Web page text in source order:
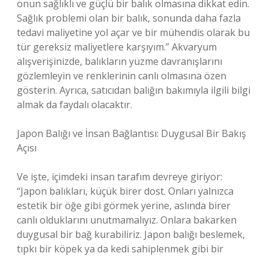
onun sağlıklı ve güçlü bir balık olmasına dikkat edin.
Sağlık problemi olan bir balık, sonunda daha fazla
tedavi maliyetine yol açar ve bir mühendis olarak bu
tür gereksiz maliyetlere karşıyım.” Akvaryum
alışverişinizde, balıkların yüzme davranışlarını
gözlemleyin ve renklerinin canlı olmasına özen
gösterin. Ayrıca, satıcıdan balığın bakımıyla ilgili bilgi
almak da faydalı olacaktır.
Japon Balığı ve İnsan Bağlantısı: Duygusal Bir Bakış
Açısı
Ve işte, içimdeki insan tarafım devreye giriyor:
“Japon balıkları, küçük birer dost. Onları yalnızca
estetik bir öğe gibi görmek yerine, aslında birer
canlı olduklarını unutmamalıyız. Onlara bakarken
duygusal bir bağ kurabiliriz. Japon balığı beslemek,
tıpkı bir köpek ya da kedi sahiplenmek gibi bir